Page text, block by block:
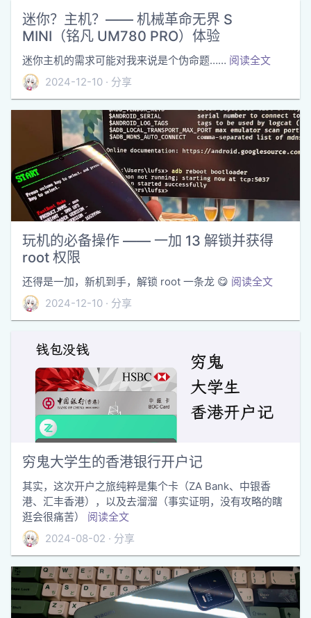
迷你？主机？—— 机械革命无界 S
MINI（铭凡 UM780 PRO）体验
迷你主机的需求可能对我来说是个伪命题…… 阅读全文
2024-12-10
分享
玩机的必备操作 —— 一加 13 解锁并获得
root 权限
还得是一加，新机到手，解锁 root 一条龙 😋 阅读全文
2024-12-10
分享
穷鬼大学生的香港银行开户记
其实，这次开户之旅纯粹是集个卡（ZA Bank、中银香
港、汇丰香港），以及去溜溜（事实证明，没有攻略的瞎
逛会很痛苦） 阅读全文
2024-08-02
分享